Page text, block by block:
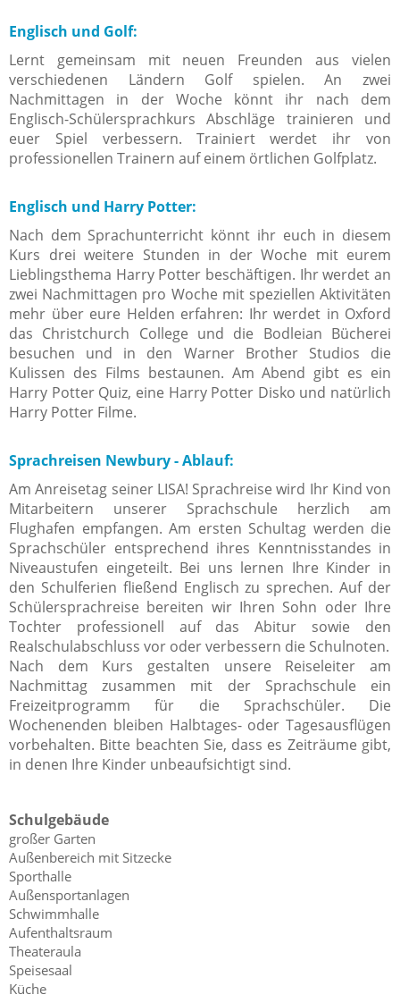
Englisch und Golf:
Lernt gemeinsam mit neuen Freunden aus vielen
verschiedenen Ländern Golf spielen. An zwei
Nachmittagen in der Woche könnt ihr nach dem
Englisch-Schülersprachkurs Abschläge trainieren und
euer Spiel verbessern. Trainiert werdet ihr von
professionellen Trainern auf einem örtlichen Golfplatz.
Englisch und Harry Potter:
Nach dem Sprachunterricht könnt ihr euch in diesem
Kurs drei weitere Stunden in der Woche mit eurem
Lieblingsthema Harry Potter beschäftigen. Ihr werdet an
zwei Nachmittagen pro Woche mit speziellen Aktivitäten
mehr über eure Helden erfahren: Ihr werdet in Oxford
das Christchurch College und die Bodleian Bücherei
besuchen und in den Warner Brother Studios die
Kulissen des Films bestaunen. Am Abend gibt es ein
Harry Potter Quiz, eine Harry Potter Disko und natürlich
Harry Potter Filme.
Sprachreisen Newbury - Ablauf:
Am Anreisetag seiner LISA! Sprachreise wird Ihr Kind von
Mitarbeitern unserer Sprachschule herzlich am
Flughafen empfangen. Am ersten Schultag werden die
Sprachschüler entsprechend ihres Kenntnisstandes in
Niveaustufen eingeteilt. Bei uns lernen Ihre Kinder in
den Schulferien fließend Englisch zu sprechen. Auf der
Schülersprachreise bereiten wir Ihren Sohn oder Ihre
Tochter professionell auf das Abitur sowie den
Realschulabschluss vor oder verbessern die Schulnoten.
Nach dem Kurs gestalten unsere Reiseleiter am
Nachmittag zusammen mit der Sprachschule ein
Freizeitprogramm für die Sprachschüler. Die
Wochenenden bleiben Halbtages- oder Tagesausflügen
vorbehalten. Bitte beachten Sie, dass es Zeiträume gibt,
in denen Ihre Kinder unbeaufsichtigt sind.
Schulgebäude
großer Garten
Außenbereich mit Sitzecke
Sporthalle
Außensportanlagen
Schwimmhalle
Aufenthaltsraum
Theateraula
Speisesaal
Küche